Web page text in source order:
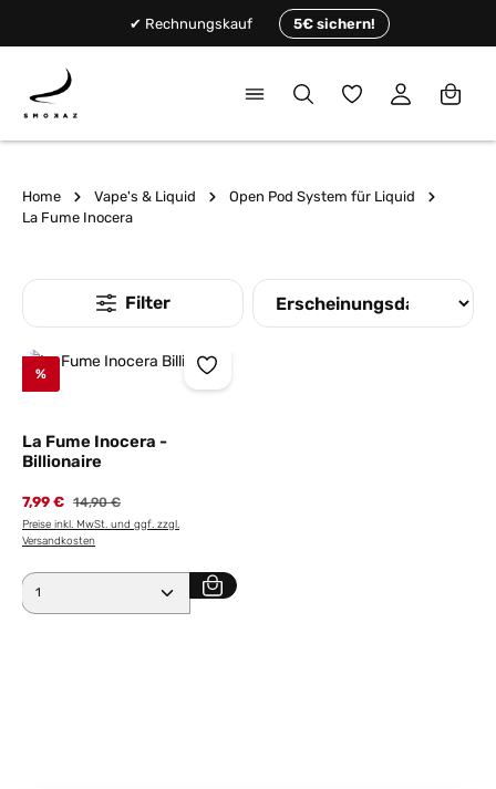
✔ Rechnungskauf 5€ sichern!
Du hast 0
Home Vape's & Liquid
Open Pod System für Liquid
La Fume Inocera
%
La Fume Inocera -
Billionaire
7,99 € Regulärer Preis:
14,90 €
Preise inkl. MwSt. und ggf. zzgl.
Versandkosten
Produkt Anzahl: Gib den gewünschten Wert ein